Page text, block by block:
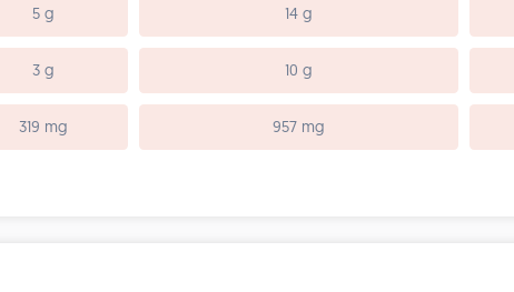
5 g 14 g
3 g 10 g
319 mg 957 mg